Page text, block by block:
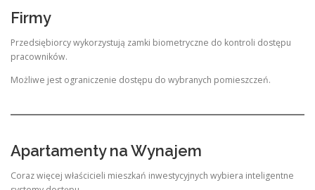
Firmy
Przedsiębiorcy wykorzystują zamki biometryczne do kontroli dostępu
pracowników.
Możliwe jest ograniczenie dostępu do wybranych pomieszczeń.
Apartamenty na Wynajem
Coraz więcej właścicieli mieszkań inwestycyjnych wybiera inteligentne